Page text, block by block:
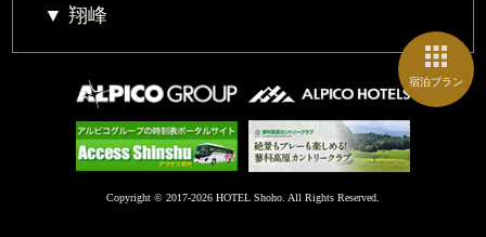
宿泊プラン
翔峰
Copyright © 2017-2026 HOTEL Shoho. All Rights Reserved.